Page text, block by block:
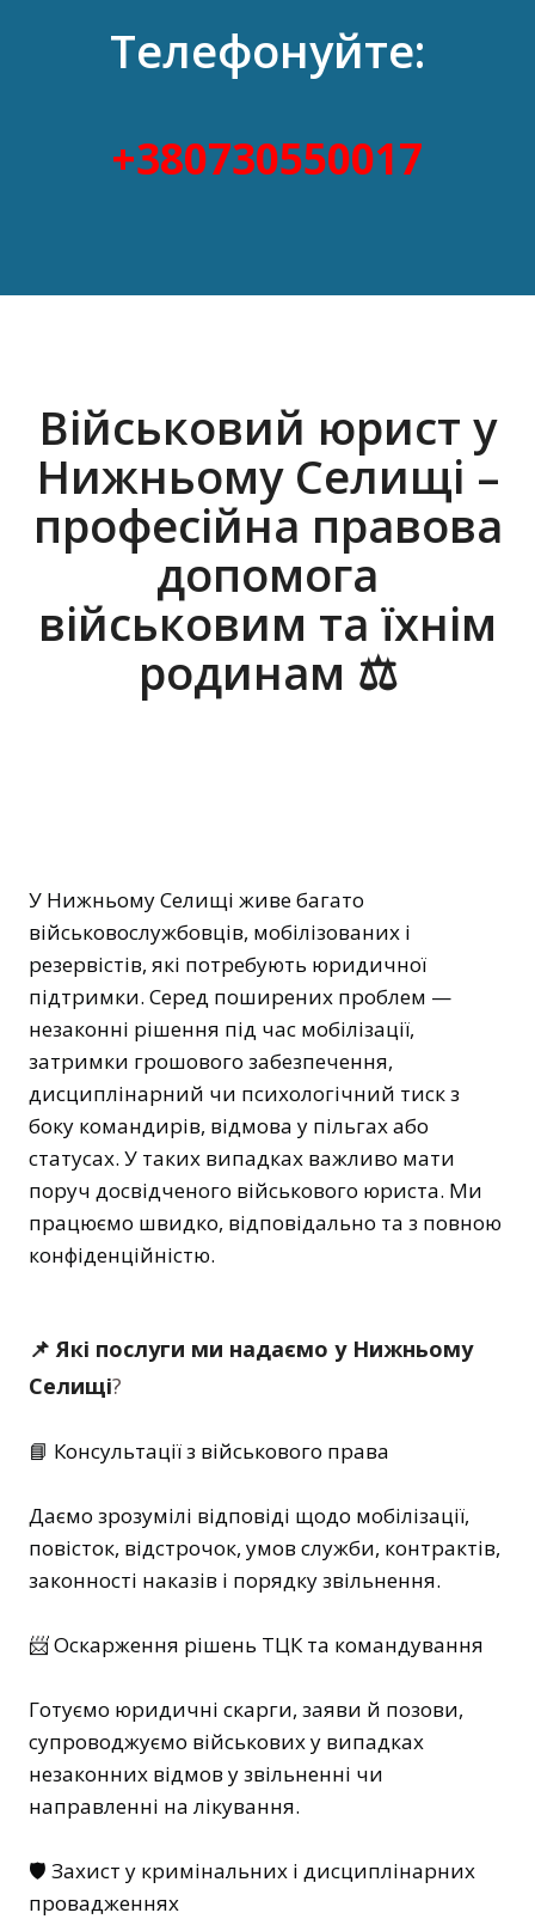
Телефонуйте:
+380730550017
Військовий юрист у
Нижньому Селищі –
професійна правова
допомога
військовим та їхнім
родинам ⚖️
У Нижньому Селищі живе багато
військовослужбовців, мобілізованих і
резервістів, які потребують юридичної
підтримки. Серед поширених проблем —
незаконні рішення під час мобілізації,
затримки грошового забезпечення,
дисциплінарний чи психологічний тиск з
боку командирів, відмова у пільгах або
статусах. У таких випадках важливо мати
поруч досвідченого військового юриста. Ми
працюємо швидко, відповідально та з повною
конфіденційністю.
📌 Які послуги ми надаємо у Нижньому
Селищі?
📘 Консультації з військового права
Даємо зрозумілі відповіді щодо мобілізації,
повісток, відстрочок, умов служби, контрактів,
законності наказів і порядку звільнення.
📨 Оскарження рішень ТЦК та командування
Готуємо юридичні скарги, заяви й позови,
супроводжуємо військових у випадках
незаконних відмов у звільненні чи
направленні на лікування.
🛡️ Захист у кримінальних і дисциплінарних
провадженнях